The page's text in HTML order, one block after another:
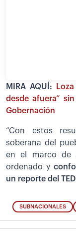
MIRA AQUÍ:
desde afuera”
Gobernación
“Con estos
soberana del
en el marco de
ordenado y
un reporte del
SUBNACIONALES